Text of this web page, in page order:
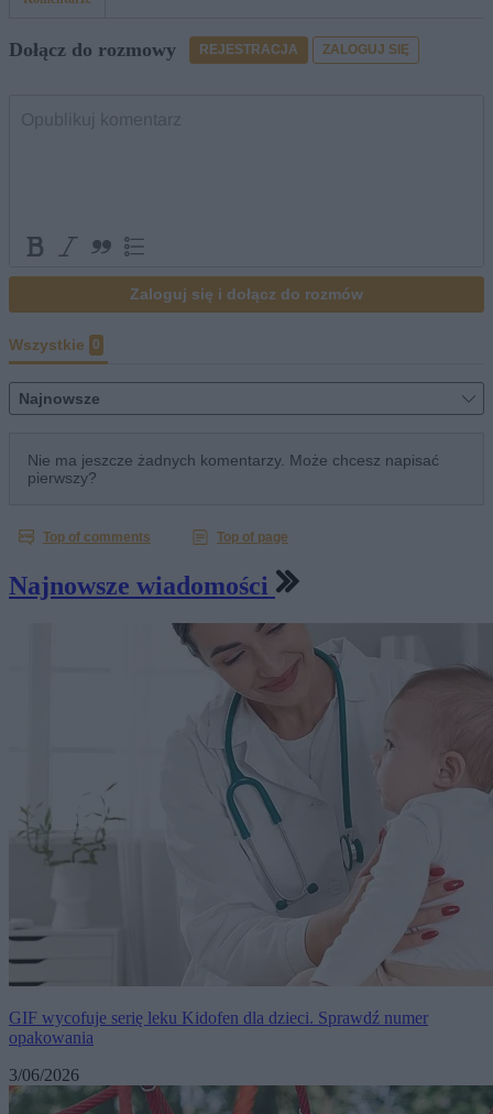
Najnowsze wiadomości
GIF wycofuje serię leku Kidofen dla dzieci. Sprawdź numer
opakowania
3/06/2026